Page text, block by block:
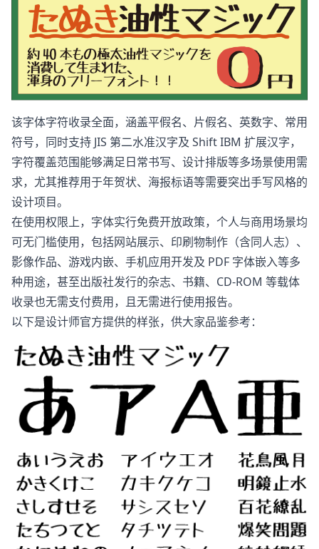
该字体字符收录全面，涵盖平假名、片假名、英数字、常用
符号，同时支持 JIS 第二水准汉字及 Shift IBM 扩展汉字，
字符覆盖范围能够满足日常书写、设计排版等多场景使用需
求，尤其推荐用于年贺状、海报标语等需要突出手写风格的
设计项目。
在使用权限上，字体实行免费开放政策，个人与商用场景均
可无门槛使用，包括网站展示、印刷物制作（含同人志）、
影像作品、游戏内嵌、手机应用开发及 PDF 字体嵌入等多
种用途，甚至出版社发行的杂志、书籍、CD-ROM 等载体
收录也无需支付费用，且无需进行使用报告。
以下是设计师官方提供的样张，供大家品鉴参考：